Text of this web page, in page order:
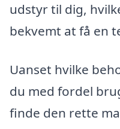
udstyr til dig,
bekvemt at få en
Uanset hvilke
du med fordel
finde den rette